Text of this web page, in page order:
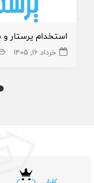
استخدام پرستار و
خرداد ۱۶, ۱۴۰۵